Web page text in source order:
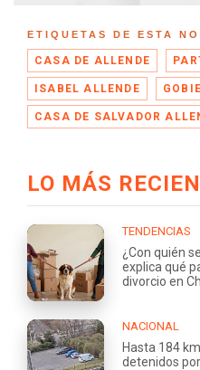
ETIQUETAS DE ESTA
CASA DE ALLENDE
ISABEL ALLENDE
CASA DE SALVADOR
LO MÁS
TENDENCIAS
¿Con quién
explica qué
divorcio en
NACIONAL
Hasta 184
detenidos